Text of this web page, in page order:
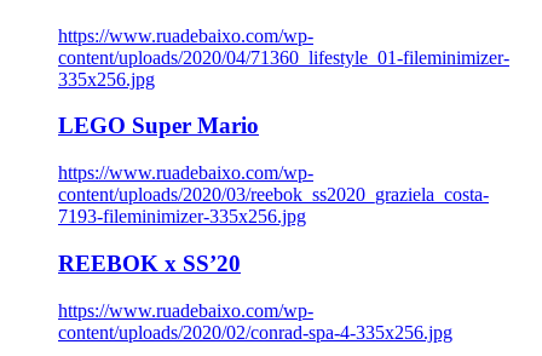
https://www.ruadebaixo.com/wp-
content/uploads/2020/04/71360_lifestyle_01-fileminimizer-
335x256.jpg
LEGO Super Mario
https://www.ruadebaixo.com/wp-
content/uploads/2020/03/reebok_ss2020_graziela_costa-
7193-fileminimizer-335x256.jpg
REEBOK x SS’20
https://www.ruadebaixo.com/wp-
content/uploads/2020/02/conrad-spa-4-335x256.jpg